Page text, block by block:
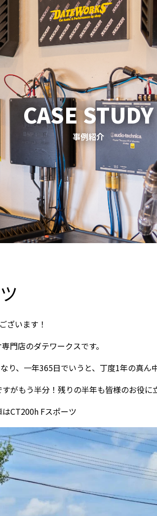
トップページ
サービスメニュー
ショップ情報
お知らせ
お問い合わせ
事例紹介
ざいます！
門店のダテワークスです。
り、一年365日でいうと、丁度1年の真ん
がもう半分！残りの半年も皆様のお役に
CT200h Fスポーツ